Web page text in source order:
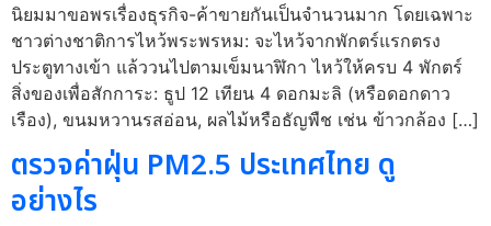
นิยมมาขอพรเรื่องธุรกิจ-ค้าขายกันเป็นจำนวนมาก โดยเฉพาะ
ชาวต่างชาติการไหว้พระพรหม: จะไหว้จากพักตร์แรกตรง
ประตูทางเข้า แล้ววนไปตามเข็มนาฬิกา ไหว้ให้ครบ 4 พักตร์
สิ่งของเพื่อสักการะ: ธูป 12 เทียน 4 ดอกมะลิ (หรือดอกดาว
เรือง), ขนมหวานรสอ่อน, ผลไม้หรือธัญพืช เช่น ข้าวกล้อง […]
ตรวจค่าฝุ่น PM2.5 ประเทศไทย ดู
อย่างไร